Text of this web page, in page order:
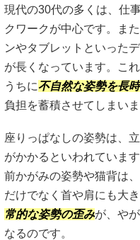
現代の30代の多くは、仕
クワークが中心です。ま
ンやタブレットといった
が長くなっています。こ
うちに不自然な姿勢を長
負担を蓄積させてしまいま
座りっぱなしの姿勢は、
がかかるといわれていま
前かがみの姿勢や猫背は
だけでなく首や肩にも大
常的な姿勢の歪みが、や
なるのです。